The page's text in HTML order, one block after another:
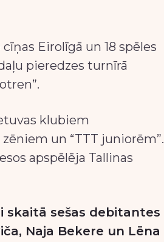
Eirolīgā un 18 spēles
pieredzes turnīrā
klubiem
un “TTT juniorēm”.
apspēlēja Tallinas
skaitā sešas debitantes
Naja Bekere un Lēna